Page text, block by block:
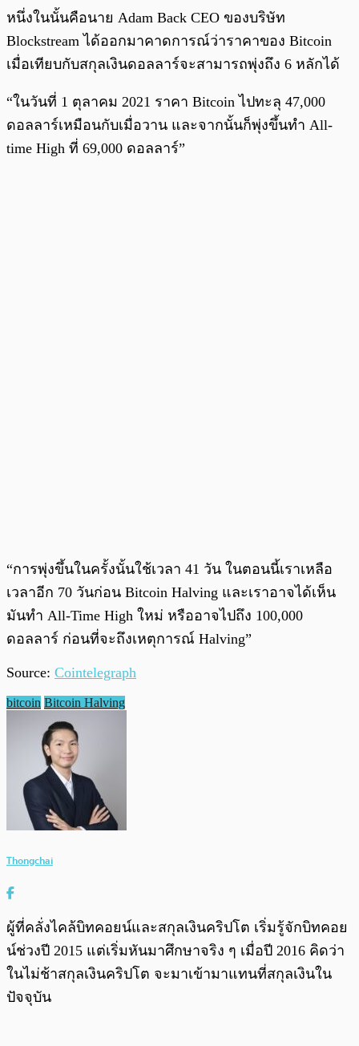
หนึ่งในนั้นคือนาย Adam Back CEO ของบริษัท
Blockstream ได้ออกมาคาดการณ์ว่าราคาของ Bitcoin
เมื่อเทียบกับสกุลเงินดอลลาร์จะสามารถพุ่งถึง 6 หลักได้
“ในวันที่ 1 ตุลาคม 2021 ราคา Bitcoin ไปทะลุ 47,000
ดอลลาร์เหมือนกับเมื่อวาน และจากนั้นก็พุ่งขึ้นทำ All-
time High ที่ 69,000 ดอลลาร์”
“การพุ่งขึ้นในครั้งนั้นใช้เวลา 41 วัน ในตอนนี้เราเหลือ
เวลาอีก 70 วันก่อน Bitcoin Halving และเราอาจได้เห็น
มันทำ All-Time High ใหม่ หรืออาจไปถึง 100,000
ดอลลาร์ ก่อนที่จะถึงเหตุการณ์ Halving”
Source: Cointelegraph
bitcoin Bitcoin Halving
Thongchai
ผู้ที่คลั่งไคล้บิทคอยน์และสกุลเงินคริปโต เริ่มรู้จักบิทคอย
น์ช่วงปี 2015 แต่เริ่มหันมาศึกษาจริง ๆ เมื่อปี 2016 คิดว่า
ในไม่ช้าสกุลเงินคริปโต จะมาเข้ามาแทนที่สกุลเงินใน
ปัจจุบัน